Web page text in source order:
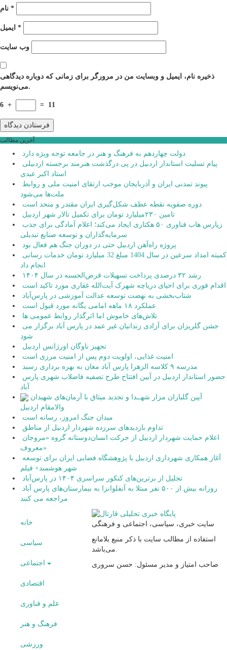
*
*
وب‌ سایت
ذخیره نام، ایمیل و وبسایت من در مرورگر برای زمانی که دوباره دیدگاهی
می‌نویسم.
6 + = 11
آخرین مطالب
دولت چهاردهم به فرهنگ و هنر در جامعه توجه ویژه دارد
استاد اکبر عبدی
ملت‌ها می‌شود
دوره صفویه نقطه عطف شکل‌گیری ایران مقتدر و متحد است
تامین ۲۳۰میلیارد تومان برای تکمیل تالار شهر اردبیل
سرمایه‌گذاران و توسعه صنایع تبدیلی
پروژه راه‌آهن اردبیل حتی در دوران جنگ هم فعال بود
انجام داد
رشد ۳۲ درصدی پرداخت تسهیلات قرض‌الحسنه در سال ۱۴۰۴
اقدام فوری برای احیای دریاچه شهرک آیت‌الله غفاری مورد تاکید است
شتاب‌بخشی به نهضت توسعه عدالت آموزشی در پارس‌آباد
عملکرد ۱۸ ماهه امامی یگانه مورد قبول است
تلاش‌های خاموش اما اثرگذار روابط عمومی ها
شود
تجهیز ناوگان اورژانس اردبیل
امنیت غذایی، اولویت دوم پس از امنیت مرزی است
مدرسه ۹ کلاسه الزهرا پارس آباد مغان به بهره برداری رسید
آباد
والامقام اردبیل
میدان جنگ امروز، رسانه است
تداوم بازدیدهای سرزده شهردار اردبیل از مناطق
معروف»
شهر هوشمند+ فیلم
مراجعه می کنند
خانه
سیاسی
اقتصادی
علم و فناوری
فرهنگ و هنر
ورزشی
سایت خبری، سیاسی، اجتماعی و فرهنگی
استفاده از مطالب سایت با ذکر منبع بلامانع
می‌باشد.
صاحب امتیاز و مدیر مسئول: حسن سروری